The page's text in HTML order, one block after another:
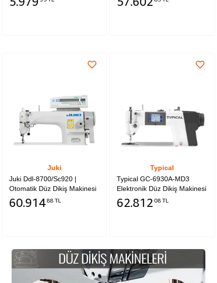
Güç: 250W
Juki
Juki Ddl-8700/Sc920 |
Otomatik Düz Dikiş Makinesi
| Fındık Motor | İplik Kesmeli
| Ayak Kaldırmalı | Tabla ve
60.91488 TL
Typical
Typical GC-6930A-MD3
Elektronik Düz Dikiş Makinesi
(Direct Drive)
62.812 08 TL